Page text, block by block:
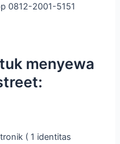
0812-2001-5151
menyewa
( 1 identitas